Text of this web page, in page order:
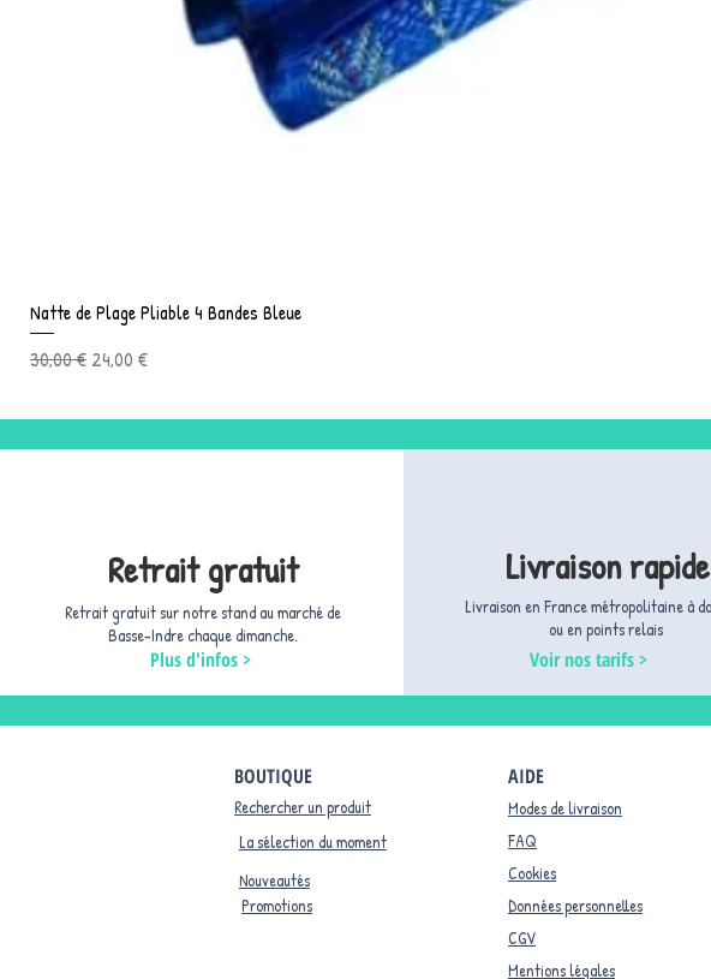
Natte de Plage Pliable 4 Bandes Bleue
Prix original
30,00 € Prix promotionnel
24,00 €
Retrait gratuit
Retrait gratuit sur notre stand au marché de
Basse-Indre chaque dimanche.
Plus d'infos >
Livraison rapide
Livraison en France métropolitaine à
ou en points relais
Voir nos tarifs >
BOUTIQUE
Rechercher un produit
La sélection du moment
Nouveautés
Promotions
AIDE
Modes de livraison
FAQ
Cookies
Données personnelles
CGV
Mentions légales